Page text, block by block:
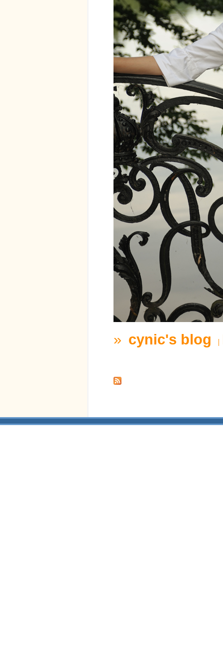
» cynic's blog